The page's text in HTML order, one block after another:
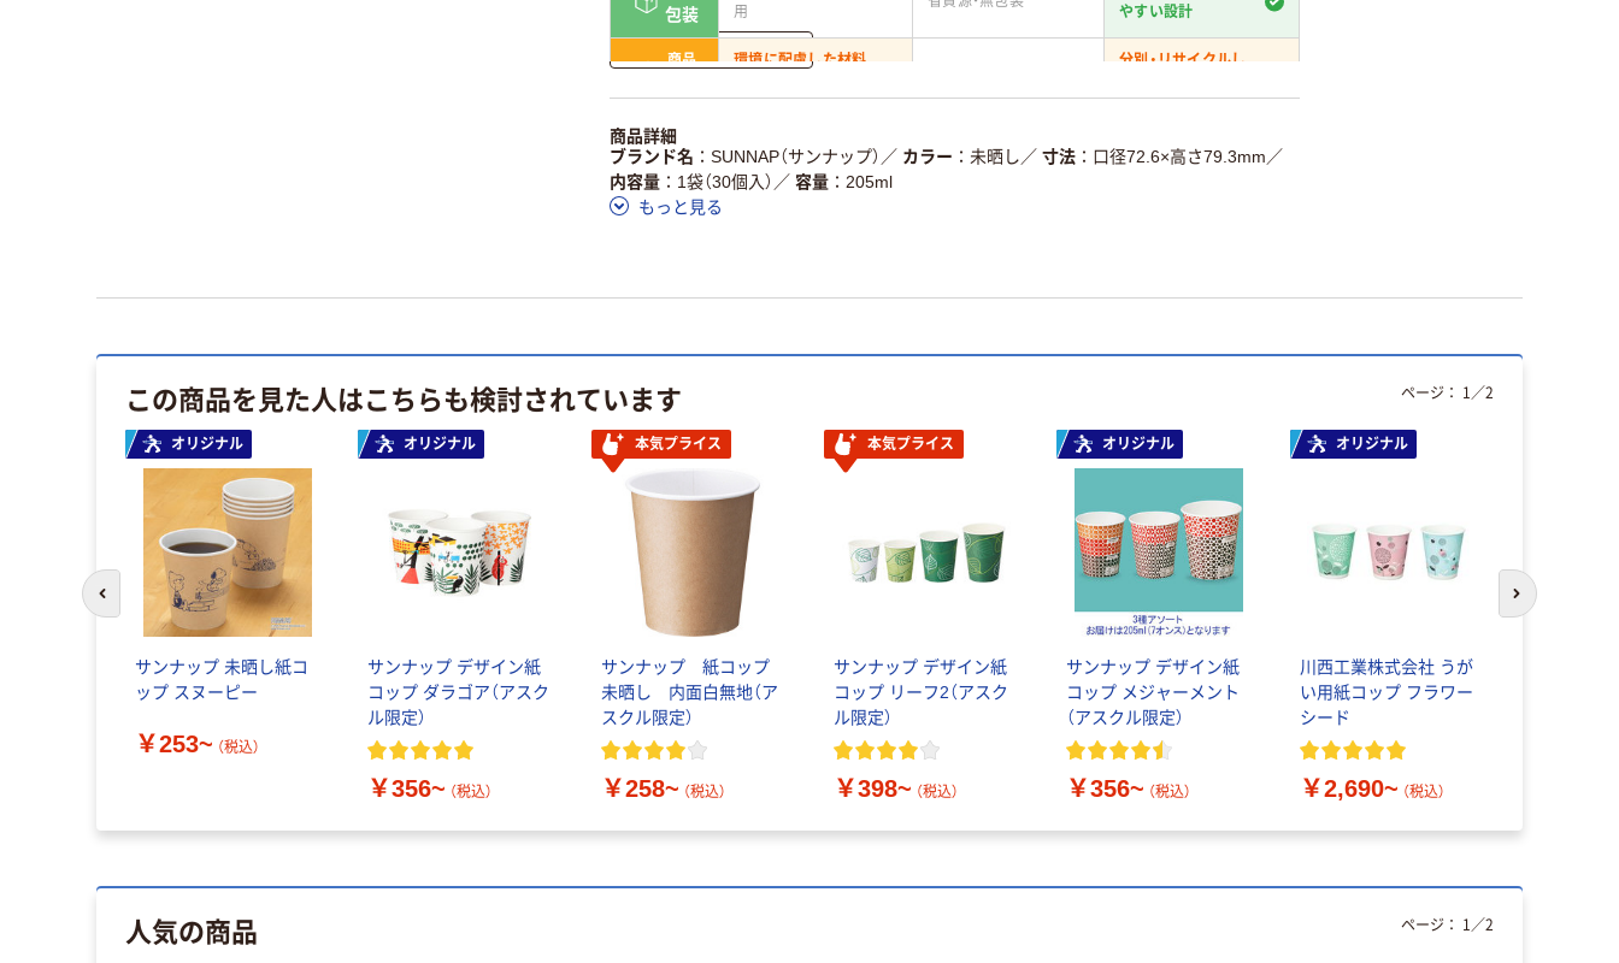
包装
用
やすい設計
商品
環境に配慮した材料
分別・リサイクルし
仕組
る
ている
削減
この商品の環境配慮ポイントです。詳しくはページ下部の商品詳細「
ア詳細／加点項目
詳しく見る
商品詳細
ブランド名
SUNNAP（サンナップ） ／ カラー 未晒し ／ 寸法 口径72.6×高さ79.3mm ／
内容量
1袋（30個入） ／ 容量
205ml
もっと見る
この商品を見た人はこちらも検討されています
オリジナル
サンナップ 未晒し紙コ
ップ スヌーピー
￥253~ （税込）
オリジナル
サンナップ デザイン紙
コップ ダラゴア（アスク
ル限定）
￥356~ （税込）
本気プライス
サンナップ 紙コップ
未晒し 内面白無地（ア
スクル限定）
￥258~ （税込）
本気プライス
サンナップ デザイン紙
コップ リーフ2（アスク
ル限定）
￥398~ （税込）
オリジナル
サンナップ デザイン紙
コップ メジャーメント
（アスクル限定）
￥356~ （税込）
オリジナル
川西工業株式会社 うが
い用紙コップ フラワー
シード
￥2,690~ （税込）
ページ： 1 ／2
前のスライドへ 次のスライド
人気の商品 ページ： 1／2